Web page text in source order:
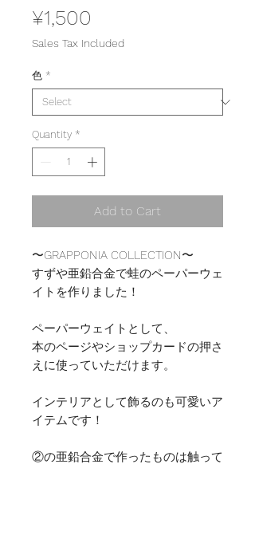
¥1,500
Sales Tax Included
色 *
Quantity *
Add to Cart
〜GRAPPONIA COLLECTION〜
すずや亜鉛合金で蛙のペーパーウェ
イトを作りました！
ペーパーウェイトとして、
本のページやショップカードの押さ
えに使っていただけます。
インテリアとして飾るのも可愛いア
イテムです！
②の亜鉛合金で作ったものは触って